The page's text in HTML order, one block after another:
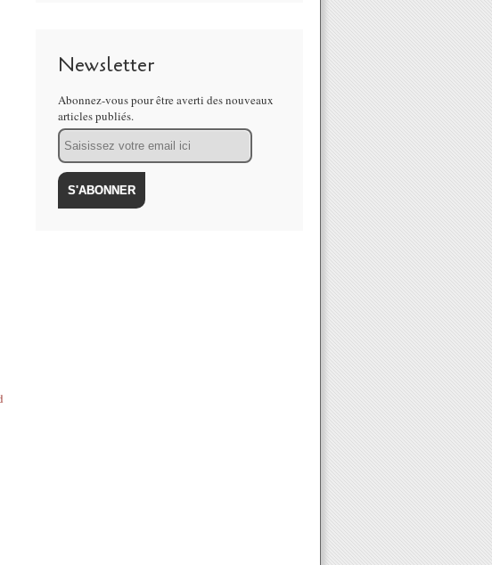
Newsletter
Abonnez-vous pour être averti des nouveaux
articles publiés.
Email